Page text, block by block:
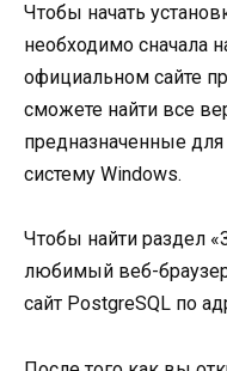
Чтобы начать
необходимо сначала
официальном сайте
сможете найти все
предназначенные
систему Windows.
Чтобы найти раздел
любимый веб-
сайт PostgreSQL по